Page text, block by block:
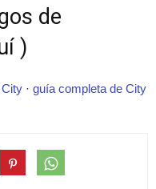
de
)
· guía completa de City